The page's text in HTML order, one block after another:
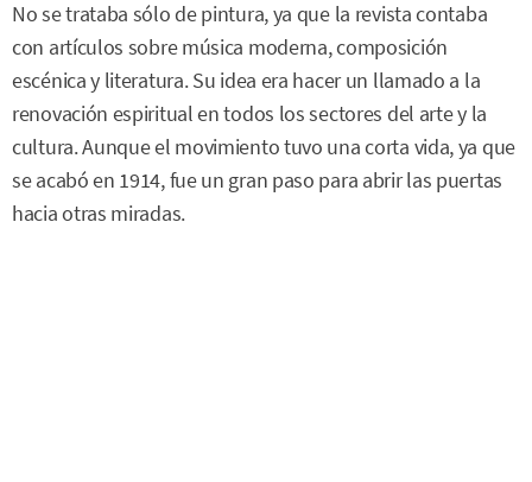
No se trataba sólo de pintura, ya que la revista contaba
con artículos sobre música moderna, composición
escénica y literatura. Su idea era hacer un llamado a la
renovación espiritual en todos los sectores del arte y la
cultura. Aunque el movimiento tuvo una corta vida, ya que
se acabó en 1914, fue un gran paso para abrir las puertas
hacia otras miradas.